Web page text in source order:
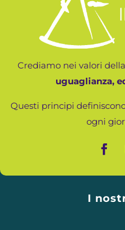
Crediamo nei valori
uguaglianza,
Questi principi
ogni
I